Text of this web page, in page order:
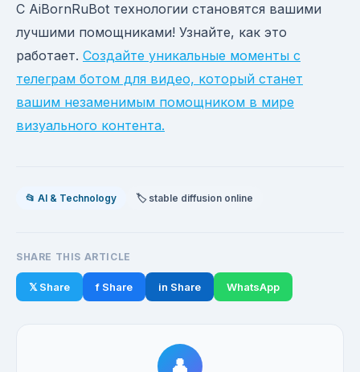
С AiBornRuBot технологии становятся вашими
лучшими помощниками! Узнайте, как это
работает. Создайте уникальные моменты с
телеграм ботом для видео, который станет
вашим незаменимым помощником в мире
визуального контента.
📂 AI & Technology 🏷️ stable diffusion online
SHARE THIS ARTICLE
𝕏 Share f Share in Share WhatsApp
👤